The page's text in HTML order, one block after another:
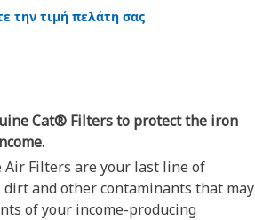
την τιμή πελάτη σας
Cat® Filters to protect the iron
Air Filters are your last line of
dirt and other contaminants that may
of your income-producing